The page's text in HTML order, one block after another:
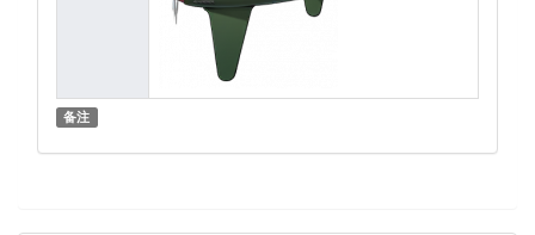
备注